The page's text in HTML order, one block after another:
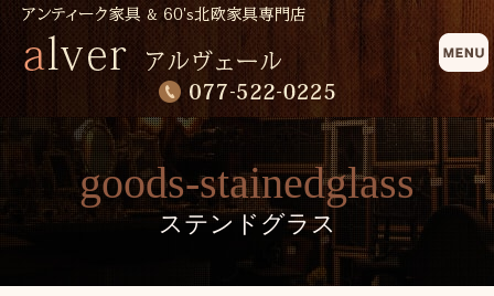
goods-stainedglass
ステンドグラス